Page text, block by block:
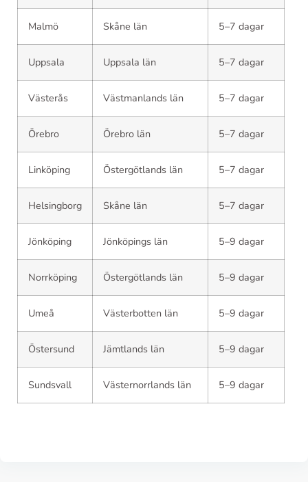
Malmö Skåne län 5–7 dagar
Uppsala Uppsala län 5–7 dagar
Västerås Västmanlands län 5–7 dagar
Örebro Örebro län 5–7 dagar
Linköping Östergötlands län 5–7 dagar
Helsingborg Skåne län 5–7 dagar
Jönköping Jönköpings län 5–9 dagar
Norrköping Östergötlands län 5–9 dagar
Umeå Västerbotten län 5–9 dagar
Östersund Jämtlands län 5–9 dagar
Sundsvall Västernorrlands län 5–9 dagar